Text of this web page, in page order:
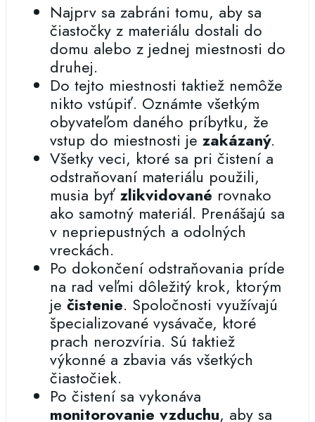
Najprv sa zabráni tomu, aby sa
čiastočky z materiálu dostali do
domu alebo z jednej miestnosti do
druhej.
Do tejto miestnosti taktiež nemôže
nikto vstúpiť. Oznámte všetkým
obyvateľom daného príbytku, že
vstup do miestnosti je zakázaný.
Všetky veci, ktoré sa pri čistení a
odstraňovaní materiálu použili,
musia byť zlikvidované rovnako
ako samotný materiál. Prenášajú sa
v nepriepustných a odolných
vreckách.
Po dokončení odstraňovania príde
na rad veľmi dôležitý krok, ktorým
je čistenie. Spoločnosti využívajú
špecializované vysávače, ktoré
prach nerozvíria. Sú taktiež
výkonné a zbavia vás všetkých
čiastočiek.
Po čistení sa vykonáva
monitorovanie vzduchu, aby sa